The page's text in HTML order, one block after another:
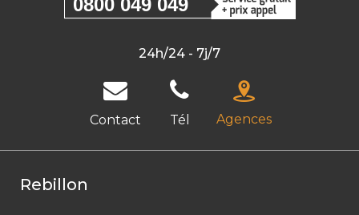
0800 049 049
24h/24 - 7j/7
Contact Tél Agences
Rebillon